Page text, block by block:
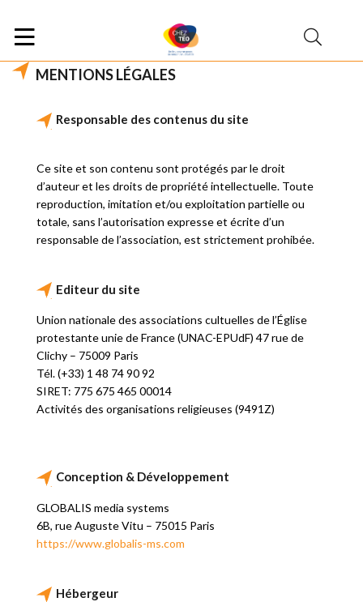
MENTIONS LÉGALES
Responsable des contenus du site
Ce site et son contenu sont protégés par le droit
d’auteur et les droits de propriété intellectuelle. Toute
reproduction, imitation et/ou exploitation partielle ou
totale, sans l’autorisation expresse et écrite d’un
responsable de l’association, est strictement prohibée.
Editeur du site
Union nationale des associations cultuelles de l’Église
protestante unie de France (UNAC-EPUdF) 47 rue de
Clichy – 75009 Paris
Tél. (+33) 1 48 74 90 92
SIRET: 775 675 465 00014
Activités des organisations religieuses (9491Z)
Conception & Développement
GLOBALIS media systems
6B, rue Auguste Vitu – 75015 Paris
https://www.globalis-ms.com
Hébergeur